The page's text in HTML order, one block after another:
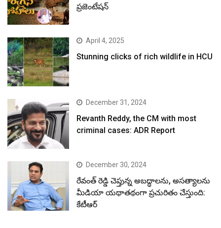
ప్రజెంటేషన్
April 4, 2025
Stunning clicks of rich wildlife in HCU
December 31, 2024
Revanth Reddy, the CM with most
criminal cases: ADR Report
December 30, 2024
రేవంత్ రెడ్డి చెప్తున్న అబద్ధాలను, అసత్యాలను
మీడియా యథాతథంగా ప్రచురితం చేస్తుంది:
కేటీఆర్